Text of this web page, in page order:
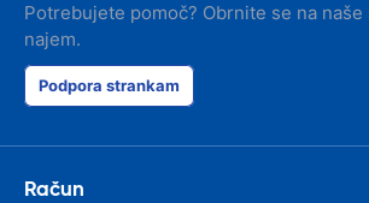
Potrebujete pomoč? Obrnite se na
najem.
Podpora strankam
Račun